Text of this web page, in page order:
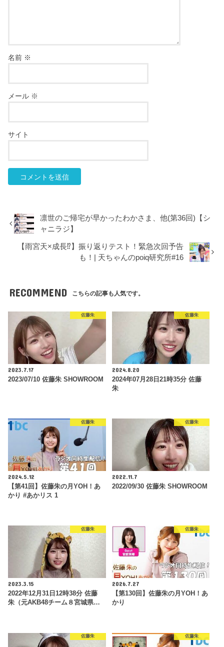
名前 ※
メール ※
サイト
凛世のご帰宅が早かったわかさま、他(第36回)【シ
ャニラジ】
【雨宮天×成長⁉】振り返りテスト！緊急次回予告
も！| 天ちゃんのpoiq研究所#16
RECOMMEND こちらの記事も人気です。
佐藤朱
2023.7.17
2023/07/10 佐藤朱 SHOWROOM
佐藤朱
2024.8.20
2024年07月28日21時35分 佐藤
朱
佐藤朱
2024.5.12
【第41回】佐藤朱の月YOH！あ
かり #あかリス 1
佐藤朱
2022.11.7
2022/09/30 佐藤朱 SHOWROOM
佐藤朱
2023.3.15
2022年12月31日12時38分 佐藤
朱（元AKB48チーム８宮城県…
佐藤朱
2026.7.27
【第130回】佐藤朱の月YOH！あ
かり
佐藤朱 佐藤朱